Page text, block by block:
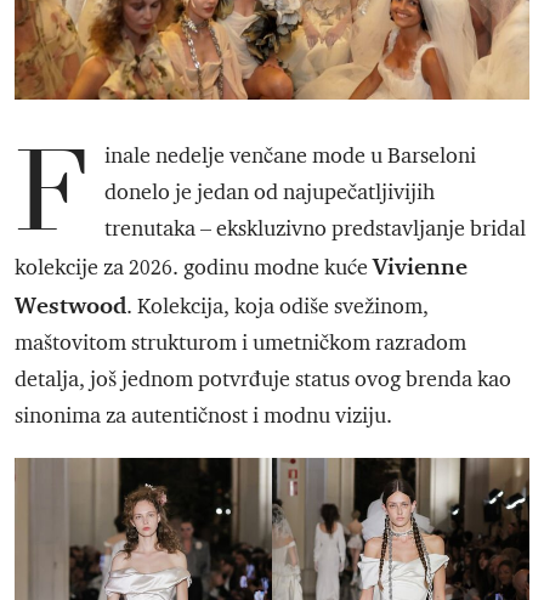
F
inale nedelje venčane mode u Barseloni
donelo je jedan od najupečatljivijih
trenutaka – ekskluzivno predstavljanje bridal
kolekcije za 2026. godinu modne kućeVivienne
Westwood. Kolekcija, koja odiše svežinom,
maštovitom strukturom i umetničkom razradom
detalja, još jednom potvrđuje status ovog brenda kao
sinonima za autentičnost i modnu viziju.